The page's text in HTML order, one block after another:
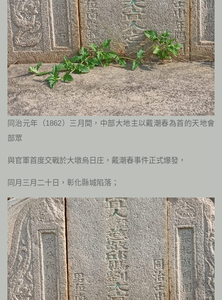
同治元年（1862）三月間，中部大地主以戴潮春為首的天地會
部眾
與官軍首度交戰於大墩烏日庄，戴潮春事件正式爆發，
同月三月二十日，彰化縣城陷落；